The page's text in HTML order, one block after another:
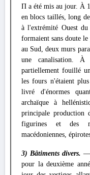
Π a été mis au jour. À
en blocs taillés, long
à l'extrémité Ouest
formaient sans doute
au Sud, deux murs
une canalisation.
partiellement fouillé
les fours n'étaient
livré d'énormes
archaïque à
principale production
figurines et des
macédoniennes,
3) Bâtiments divers.—
pour la deuxième